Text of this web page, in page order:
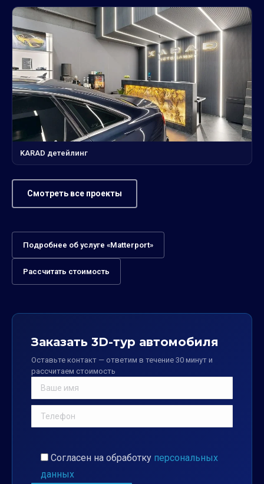
KARAD детейлинг
Смотреть все проекты
Подробнее об услуге «Matterport»
Рассчитать стоимость
Заказать 3D-тур автомобиля
Оставьте контакт — ответим в течение 30 минут и
рассчитаем стоимость
Согласен на обработку персональных
данных